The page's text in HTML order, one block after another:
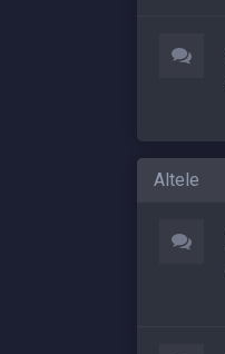
Altele